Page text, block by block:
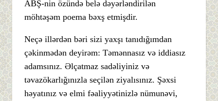
ABŞ-nin özündə belə dəyərləndirilən
möhtəşəm poema bəxş etmişdir.
Neçə illərdən bəri sizi yaxşı tanıdığımdan
çəkinmədən deyirəm: Təmənnasız və iddiasız
adamsınız. Əlçatmaz sadəliyiniz və
təvazökarlığınızla seçilən ziyalısınız. Şəxsi
həyatınız və elmi fəaliyyətinizlə nümunəvi,